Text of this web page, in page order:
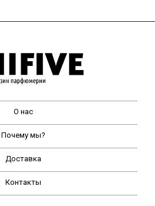
О нас
Почему мы?
Доставка
Контакты